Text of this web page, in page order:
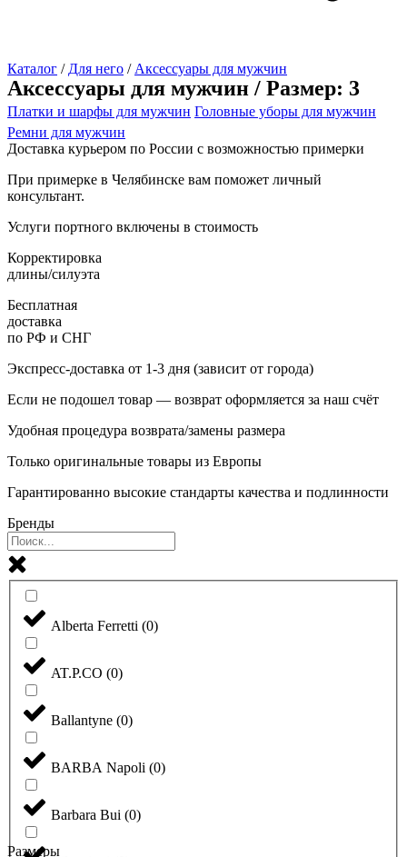
Каталог / Для него / Аксессуары для мужчин
Аксессуары для мужчин / Размер: 3
Платки и шарфы для мужчин Головные уборы для мужчин
Ремни для мужчин
Доставка курьером по России с возможностью примерки
При примерке в Челябинске вам поможет личный
консультант.
Услуги портного включены в стоимость
Корректировка
длины/силуэта
Бесплатная
доставка
по РФ и СНГ
Экспресс-доставка от 1-3 дня (зависит от города)
Если не подошел товар — возврат оформляется за наш счёт
Удобная процедура возврата/замены размера
Только оригинальные товары из Европы
Гарантированно высокие стандарты качества и подлинности
Бренды
Alberta Ferretti (0)
AT.P.CO (0)
Ballantyne (0)
BARBA Napoli (0)
Barbara Bui (0)
Размеры